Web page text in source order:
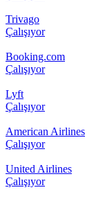
Trivago
Çalışıyor
Booking.com
Çalışıyor
Lyft
Çalışıyor
American Airlines
Çalışıyor
United Airlines
Çalışıyor